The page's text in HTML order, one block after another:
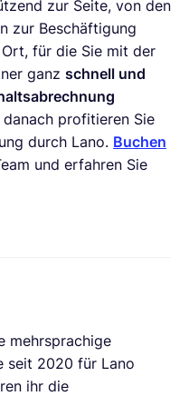
zur Seite, von den
zur Beschäftigung
für die Sie mit der
ganz schnell und
profitieren Sie
durch Lano. Buchen
und erfahren Sie
mehrsprachige
seit 2020 für Lano
ihr die